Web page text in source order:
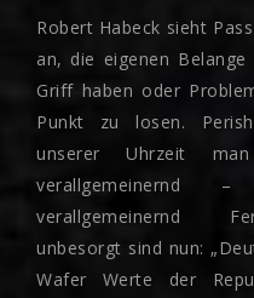
Robert Habeck sieht
an, die eigenen
Griff haben oder
Punkt zu losen.
unserer Uhrzeit
verallgemeinernd
verallgemeinernd
unbesorgt sind nun:
Wafer Werte der